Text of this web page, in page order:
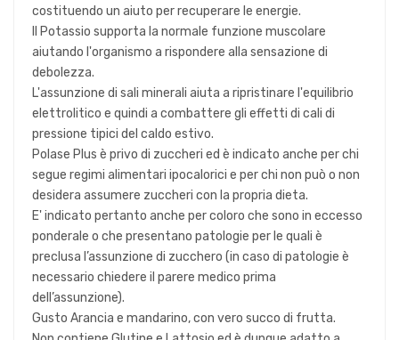
costituendo un aiuto per recuperare le energie.
Il Potassio supporta la normale funzione muscolare
aiutando l'organismo a rispondere alla sensazione di
debolezza.
L'assunzione di sali minerali aiuta a ripristinare l'equilibrio
elettrolitico e quindi a combattere gli effetti di cali di
pressione tipici del caldo estivo.
Polase Plus è privo di zuccheri ed è indicato anche per chi
segue regimi alimentari ipocalorici e per chi non può o non
desidera assumere zuccheri con la propria dieta.
E' indicato pertanto anche per coloro che sono in eccesso
ponderale o che presentano patologie per le quali è
preclusa l’assunzione di zucchero (in caso di patologie è
necessario chiedere il parere medico prima
dell’assunzione).
Gusto Arancia e mandarino, con vero succo di frutta.